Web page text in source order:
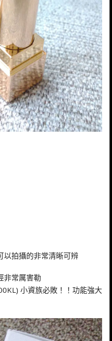
以拍攝的非常清晰可辨
非常厲害勒